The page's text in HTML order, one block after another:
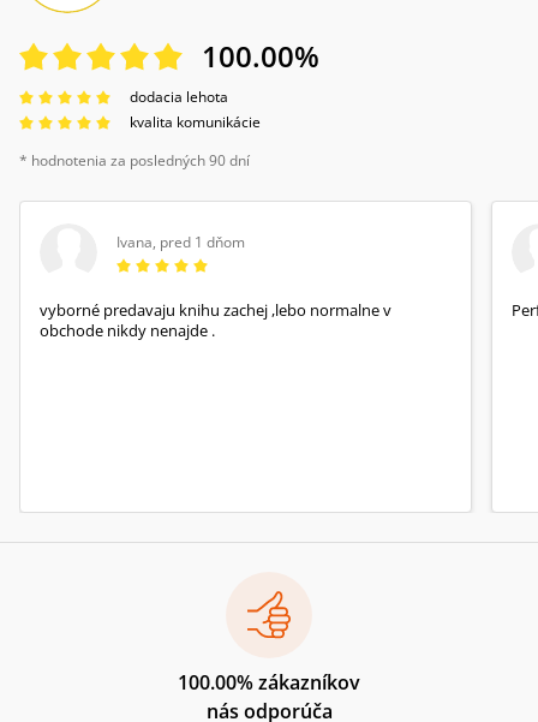
100.00%
dodacia lehota
kvalita komunikácie
* hodnotenia za posledných 90 dní
Ivana, pred 1 dňom
vyborné predavaju knihu zachej ,lebo normalne v
obchode nikdy nenajde .
100.00% zákazníkov
nás odporúča